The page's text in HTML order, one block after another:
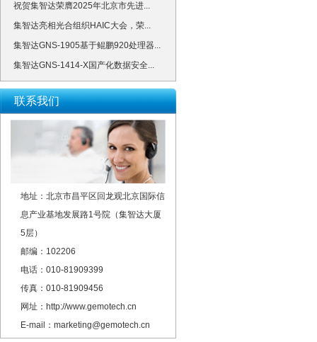
祝贺集智达荣膺2025年北京市先进...
集智达亮相光合组织HAIC大会，荣...
集智达GNS-1905基于鲲鹏920处理器...
集智达GNS-1414-X国产化数据安全...
联系我们
地址：北京市昌平区回龙观北京国际信
息产业基地发展路1号院（集智达大厦
5层）
邮编：102206
电话：010-81909399
传真：010-81909456
网址：http://www.gemotech.cn
E-mail：marketing@gemotech.cn